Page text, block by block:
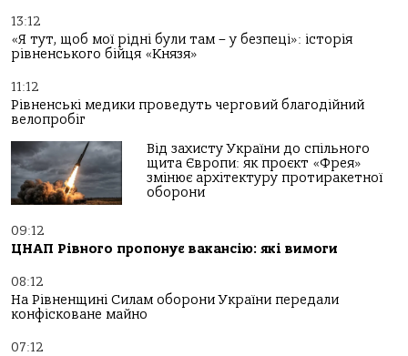
13:12
«Я тут, щоб мої рідні були там – у безпеці»: історія
рівненського бійця «Князя»
11:12
Рівненські медики проведуть черговий благодійний
велопробіг
Від захисту України до спільного
щита Європи: як проєкт «Фрея»
змінює архітектуру протиракетної
оборони
09:12
ЦНАП Рівного пропонує вакансію: які вимоги
08:12
На Рівненщині Силам оборони України передали
конфісковане майно
07:12